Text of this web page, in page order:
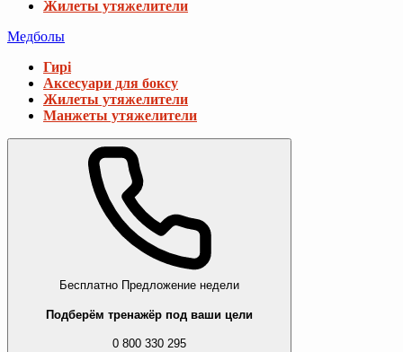
Жилеты утяжелители
Медболы
Гирі
Аксесуари для боксу
Жилеты утяжелители
Манжеты утяжелители
Бесплатно Предложение недели
Подберём тренажёр под ваши цели
0 800 330 295